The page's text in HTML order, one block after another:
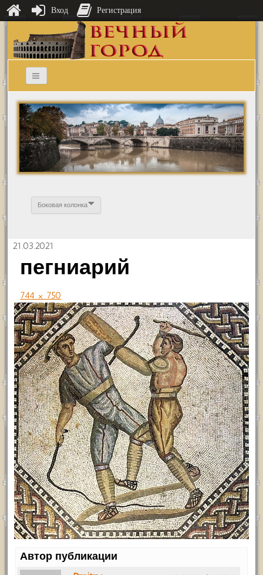
Боковая колонка
21.03.2021
пегниарий
744 × 750
Автор публикации
Вход Регистрация